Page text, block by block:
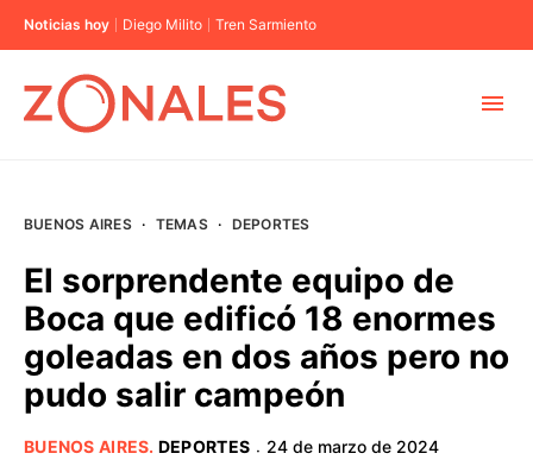
Noticias hoy Diego Milito Tren Sarmiento
BUENOS AIRES
PROVINCIAS
BUENOS AIRES · TEMAS · DEPORTES
El sorprendente equipo de
Boca que edificó 18 enormes
goleadas en dos años pero no
pudo salir campeón
BUENOS AIRES. DEPORTES · 24 de marzo de 2024